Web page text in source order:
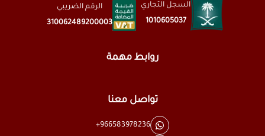
السجل التجاري
1010605037
الرقم الضريبي
310062489200003
روابط مهمة
تواصل معنا
+966583978236